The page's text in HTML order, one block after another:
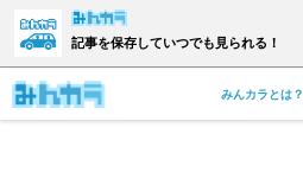
記事を保存していつでも見られる！
みんカラとは？